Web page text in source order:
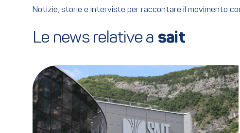
Notizie, storie e interviste per raccontare il movimento
Le news relative a sait